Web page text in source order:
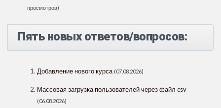
просмотров)
Пять новых ответов/вопросов:
Добавление нового курса (07.08.2026)
Массовая загрузка пользователей через файл csv
(06.08.2026)